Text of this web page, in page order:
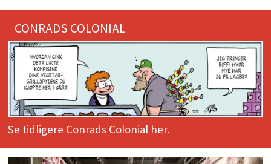
CONRADS COLONIAL
Se tidligere Conrads Colonial her.